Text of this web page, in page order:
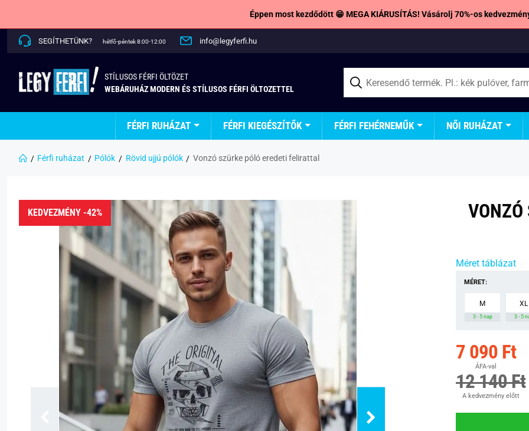
Éppen most kezdődött 😁 MEGA KIÁRUSÍTÁS! Vásárolj 70%-os
SEGÍTHETÜNK? hétfő-péntek 8:00-12:00 info@legyferfi.hu
STÍLUSOS FÉRFI ÖLTÖZET
WEBÁRUHÁZ MODERN ÉS STÍLUSOS FÉRFI ÖLTOZETTEL
FÉRFI RUHÁZAT FÉRFI KIEGÉSZÍTŐK FÉRFI FEHÉRNEMŰK NŐI RUHÁZAT
Férfi ruházat Pólók Rövid ujjú pólók Vonzó szürke póló eredeti felirattal
KEDVEZMÉNY -42%
VONZÓ
Méret táblázat
MÉRET:
M
3 - 5 nap
XL
3 - 5
7 090 Ft
ÁFA-val
12 140 Ft
A kedvezmény előtt